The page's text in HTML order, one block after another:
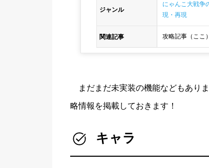
ジャンル
にゃんこ大戦争
現・再現
関連記事 攻略記事（ここ）
まだまだ未実装の機能などもあり
略情報を掲載しておきます！
キャラ